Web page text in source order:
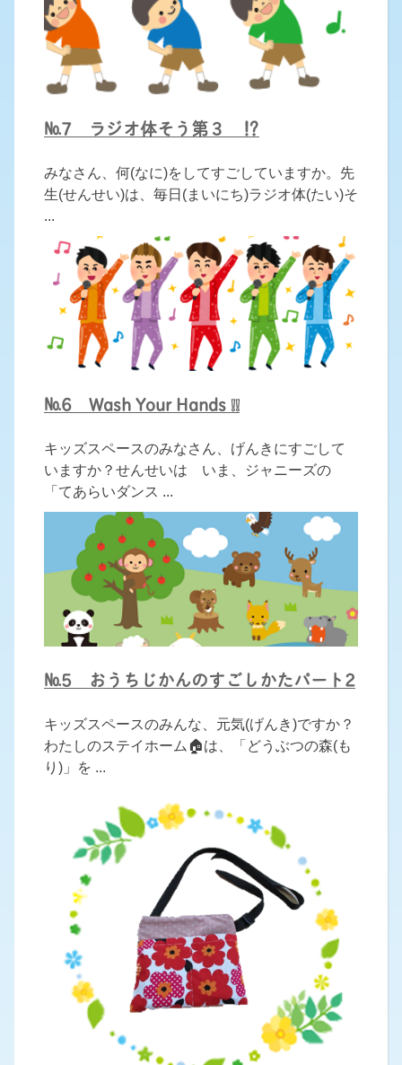
№7 ラジオ体そう第３ ⁉
みなさん、何(なに)をしてすごしていますか。先
生(せんせい)は、毎日(まいにち)ラジオ体(たい)そ
...
№6 Wash Your Hands ❕❕
キッズスペースのみなさん、げんきにすごして
いますか？せんせいは いま、ジャニーズの
「てあらいダンス ...
№5 おうちじかんのすごしかたパート2
キッズスペースのみんな、元気(げんき)ですか？
わたしのステイホーム🏠は、「どうぶつの森(も
り)」を ...